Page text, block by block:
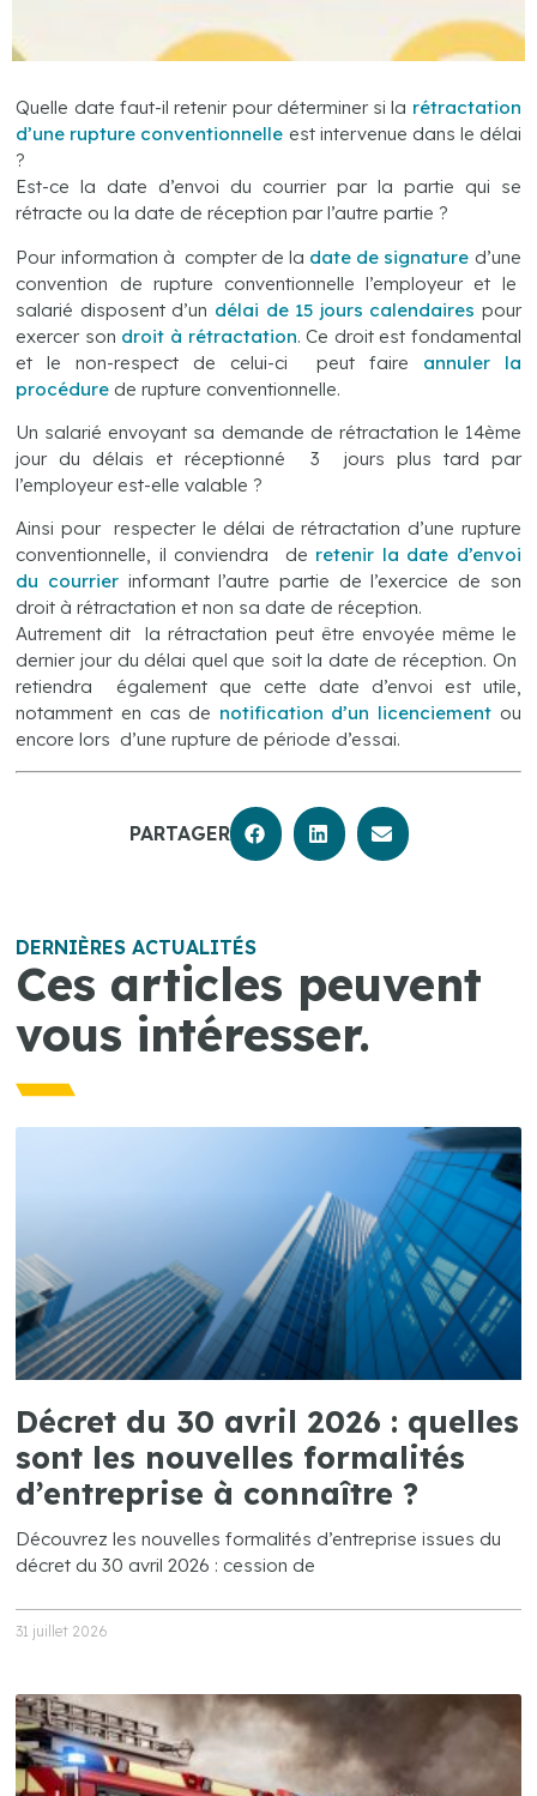
Quelle date faut-il retenir pour déterminer si la rétractation
d’une rupture conventionnelle est intervenue dans le délai
?
Est-ce la date d’envoi du courrier par la partie qui se
rétracte ou la date de réception par l’autre partie ?
Pour information à compter de la date de signature d’une
convention de rupture conventionnelle l’employeur et le
salarié disposent d’un délai de 15 jours calendaires pour
exercer son droit à rétractation. Ce droit est fondamental
et le non-respect de celui-ci peut faire annuler la
procédure de rupture conventionnelle.
Un salarié envoyant sa demande de rétractation le 14ème
jour du délais et réceptionné 3 jours plus tard par
l’employeur est-elle valable ?
Ainsi pour respecter le délai de rétractation d’une rupture
conventionnelle, il conviendra de retenir la date d’envoi
du courrier informant l’autre partie de l’exercice de son
droit à rétractation et non sa date de réception.
Autrement dit la rétractation peut être envoyée même le
dernier jour du délai quel que soit la date de réception. On
retiendra également que cette date d’envoi est utile,
notamment en cas de notification d’un licenciement ou
encore lors d’une rupture de période d’essai.
PARTAGER
DERNIÈRES ACTUALITÉS
Ces articles peuvent
vous intéresser.
Décret du 30 avril 2026 : quelles
sont les nouvelles formalités
d’entreprise à connaître ?
Découvrez les nouvelles formalités d’entreprise issues du
décret du 30 avril 2026 : cession de
31 juillet 2026